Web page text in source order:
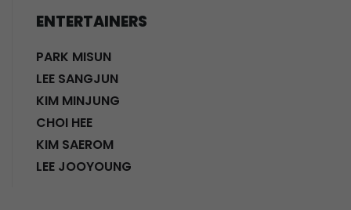
ENTERTAINERS
PARK MISUN
LEE SANGJUN
KIM MINJUNG
CHOI HEE
KIM SAEROM
LEE JOOYOUNG